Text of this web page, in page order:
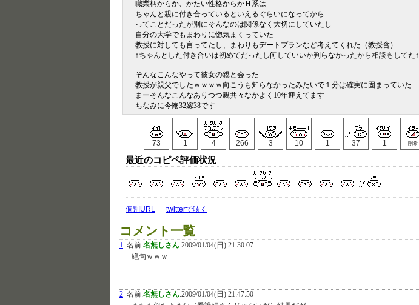
職業柄からか、かたい性格からかＨ系は
ちゃんと親に付き合っているといえるぐらいになってから
ってことだったが別にそんなのは関係なく大切にしていたし
自分の大学でもまわりに惚気まくっていた
教授に対しても言ってたし、まわりもデートプランなど考えてくれた（教授含）
↑ちゃんとした付き合いは初めてだったし何していいか判らなかったから相談もしてた↑
そんなこんなやって彼女の親と会った
教授が親父でしたｗｗｗｗ向こうも知らなかったみたいで１分は確実に固まっていた
まーそんなこんなありつつ親共々なかよく10年迎えてます
ちなみに今俺32嫁38です
73 1 4 266 3 10 1 37 1 削希
最近のコピペ評価状況
個別URL twitterで呟く
コメント一覧
1 名前:名無しさん:2009/01/04(日) 21:30:07
絶句ｗｗｗ
2 名前:名無しさん:2009/01/04(日) 21:47:50